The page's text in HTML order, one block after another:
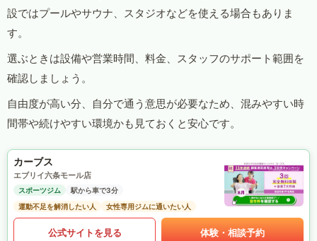
設ではプールやサウナ、スタジオなどを使える場合もありま
す。
選ぶときは設備や営業時間、料金、スタッフのサポート範囲を
確認しましょう。
自由度が高い分、自分で通う意思が必要なため、混みやすい時
間帯や続けやすい環境かも見ておくと安心です。
カーブス
エブリイ六条モール店
スポーツジム
駅から車で3分
運動不足を解消したい人
女性専用ジムに通いたい人
公式サイトを見る 体験・相談予約